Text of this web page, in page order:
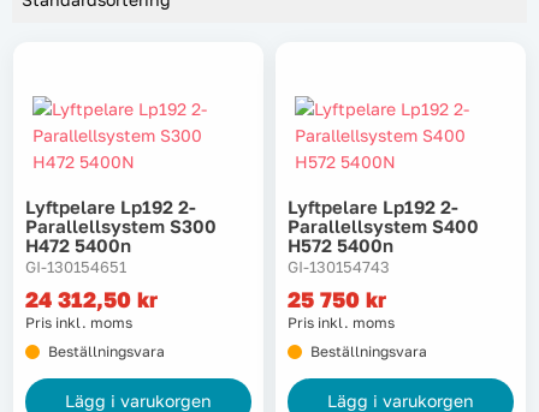
Laserinstrument
Lyft, transport & materialhantering
Maskiner
Mätinstrument
Lyftpelare Lp192 2-
Parallellsystem S300
H472 5400n
GI-130154651
24 312,50 kr
Pris inkl. moms
Beställningsvara
Lägg i varukorgen
Lyftpelare Lp192 2-
Parallellsystem S400
H572 5400n
GI-130154743
25 750 kr
Pris inkl. moms
Beställningsvara
Lägg i varukorgen